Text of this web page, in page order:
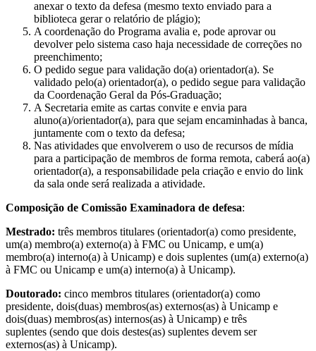
anexar o texto da defesa (mesmo texto enviado para a
biblioteca gerar o relatório de plágio);
A coordenação do Programa avalia e, pode aprovar ou
devolver pelo sistema caso haja necessidade de correções no
preenchimento;
O pedido segue para validação do(a) orientador(a). Se
validado pelo(a) orientador(a), o pedido segue para validação
da Coordenação Geral da Pós-Graduação;
A Secretaria emite as cartas convite e envia para
aluno(a)/orientador(a), para que sejam encaminhadas à banca,
juntamente com o texto da defesa;
Nas atividades que envolverem o uso de recursos de mídia
para a participação de membros de forma remota, caberá ao(a)
orientador(a), a responsabilidade pela criação e envio do link
da sala onde será realizada a atividade.
Composição de Comissão Examinadora de defesa:
Mestrado: três membros titulares (orientador(a) como presidente,
um(a) membro(a) externo(a) à FMC ou Unicamp, e um(a)
membro(a) interno(a) à Unicamp) e dois suplentes (um(a) externo(a)
à FMC ou Unicamp e um(a) interno(a) à Unicamp).
Doutorado: cinco membros titulares (orientador(a) como
presidente, dois(duas) membros(as) externos(as) à Unicamp e
dois(duas) membros(as) internos(as) à Unicamp) e três
suplentes (sendo que dois destes(as) suplentes devem ser
externos(as) à Unicamp).